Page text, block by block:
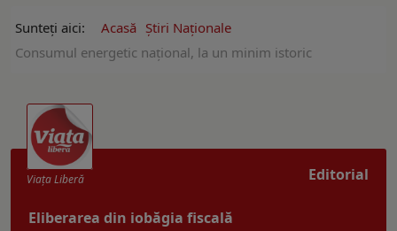
Sunteți aici: Acasă Ştiri Naţionale
Consumul energetic național, la un minim istoric
Editorial
Viaţa Liberă
Eliberarea din iobăgia fiscală